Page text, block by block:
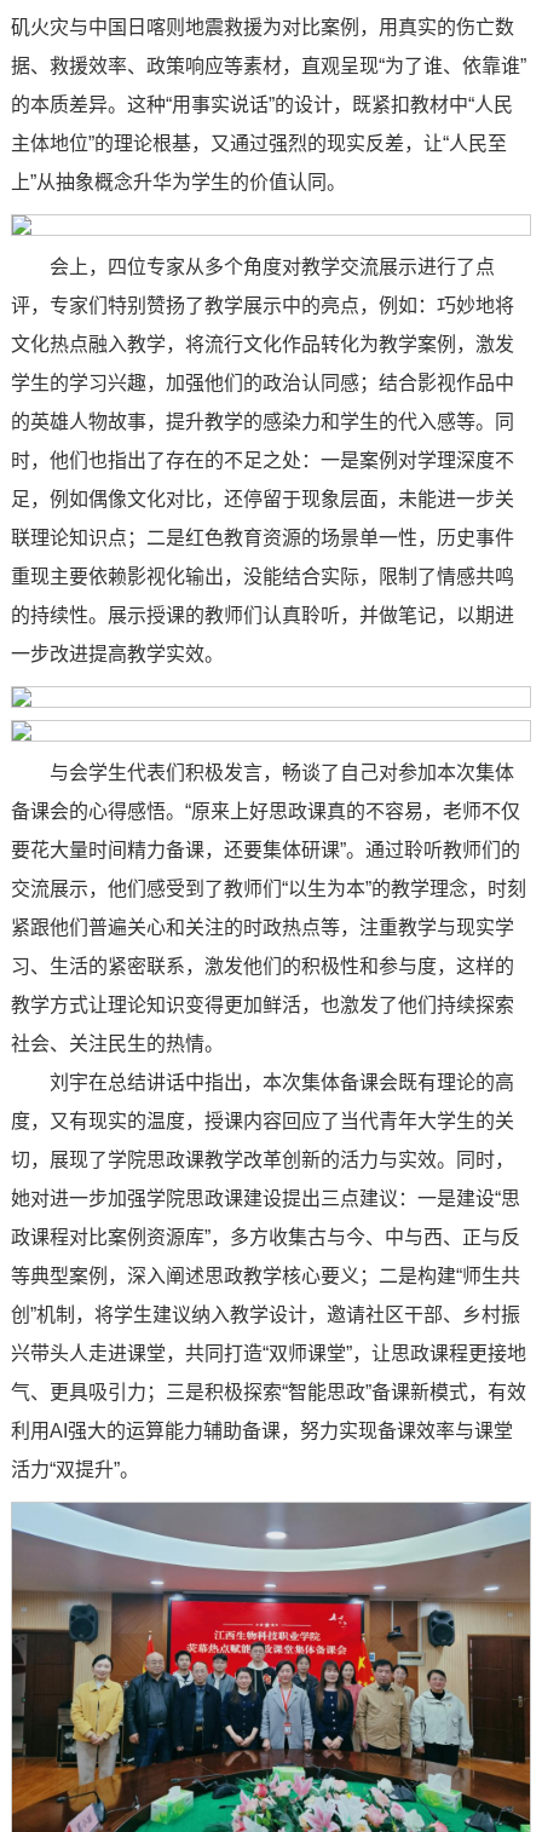
矶火灾与中国日喀则地震救援为对比案例，用真实的伤亡数
据、救援效率、政策响应等素材，直观呈现“为了谁、依靠谁”
的本质差异。这种“用事实说话”的设计，既紧扣教材中“人民
主体地位”的理论根基，又通过强烈的现实反差，让“人民至
上”从抽象概念升华为学生的价值认同。
会上，四位专家从多个角度对教学交流展示进行了点
评，专家们特别赞扬了教学展示中的亮点，例如：巧妙地将
文化热点融入教学，将流行文化作品转化为教学案例，激发
学生的学习兴趣，加强他们的政治认同感；结合影视作品中
的英雄人物故事，提升教学的感染力和学生的代入感等。同
时，他们也指出了存在的不足之处：一是案例对学理深度不
足，例如偶像文化对比，还停留于现象层面，未能进一步关
联理论知识点；二是红色教育资源的场景单一性，历史事件
重现主要依赖影视化输出，没能结合实际，限制了情感共鸣
的持续性。展示授课的教师们认真聆听，并做笔记，以期进
一步改进提高教学实效。
与会学生代表们积极发言，畅谈了自己对参加本次集体
备课会的心得感悟。“原来上好思政课真的不容易，老师不仅
要花大量时间精力备课，还要集体研课”。通过聆听教师们的
交流展示，他们感受到了教师们“以生为本”的教学理念，时刻
紧跟他们普遍关心和关注的时政热点等，注重教学与现实学
习、生活的紧密联系，激发他们的积极性和参与度，这样的
教学方式让理论知识变得更加鲜活，也激发了他们持续探索
社会、关注民生的热情。
刘宇在总结讲话中指出，本次集体备课会既有理论的高
度，又有现实的温度，授课内容回应了当代青年大学生的关
切，展现了学院思政课教学改革创新的活力与实效。同时，
她对进一步加强学院思政课建设提出三点建议：一是建设“思
政课程对比案例资源库”‌，多方收集古与今、中与西、正与反
等典型案例，深入阐述思政教学核心要义；二是构建“师生共
创”机制‌，将学生建议纳入教学设计，邀请社区干部、乡村振
兴带头人走进课堂，共同打造“双师课堂”，让思政课程更接地
气、更具吸引力；三是积极探索“智能思政”备课新模式，有效
利用AI强大的运算能力辅助备课，努力实现备课效率与课堂
活力“双提升”。